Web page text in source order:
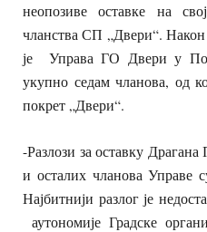
неопозиве оставке на
чланства СП „Двери“.
је Управа ГО Двери у
укупно седам чланова, од
покрет „Двери“.
-Разлози за оставку
и осталих чланова Управе
Најбитнији разлог је
аутономије Градске